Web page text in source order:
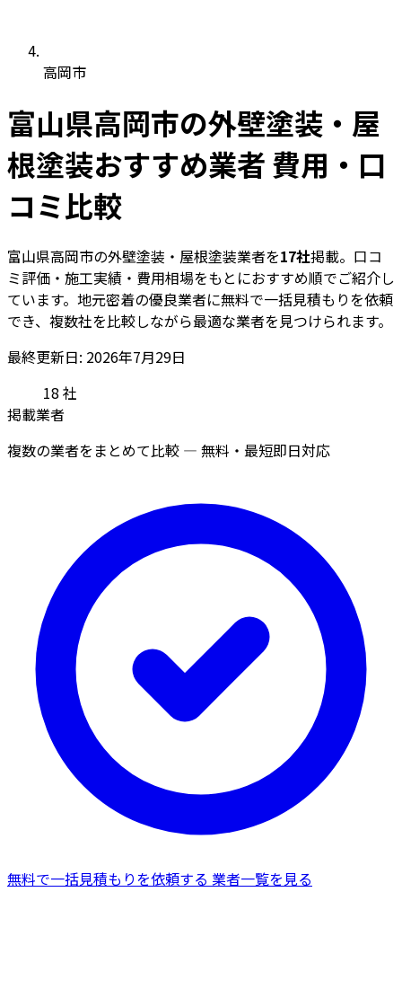
高岡市
富山県高岡市の外壁塗装・屋
根塗装おすすめ業者 費用・口
コミ比較
富山県高岡市の外壁塗装・屋根塗装業者を17社掲載。口コ
ミ評価・施工実績・費用相場をもとにおすすめ順でご紹介し
ています。地元密着の優良業者に無料で一括見積もりを依頼
でき、複数社を比較しながら最適な業者を見つけられます。
最終更新日: 2026年7月29日
18 社
掲載業者
複数の業者をまとめて比較 — 無料・最短即日対応
無料で一括見積もりを依頼する 業者一覧を見る